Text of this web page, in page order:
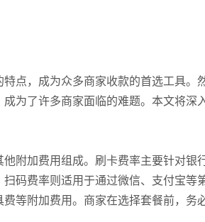
点，成为众多商家收款的首选工具。
为了许多商家面临的难题。本文将深
附加费用组成。刷卡费率主要针对银
码费率则适用于通过微信、支付宝等
等附加费用。商家在选择套餐前，务